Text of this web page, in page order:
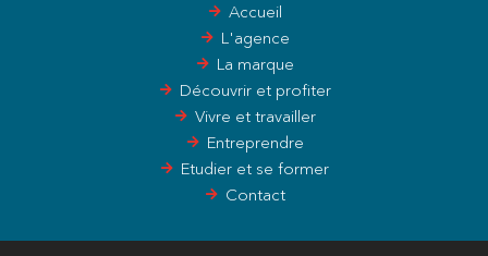
Accueil
L'agence
La marque
Découvrir et profiter
Vivre et travailler
Entreprendre
Etudier et se former
Contact